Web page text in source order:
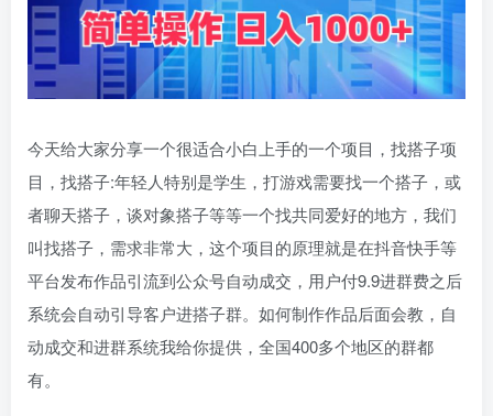
今天给大家分享一个很适合小白上手的一个项目，找搭子项
目，找搭子:年轻人特别是学生，打游戏需要找一个搭子，或
者聊天搭子，谈对象搭子等等一个找共同爱好的地方，我们
叫找搭子，需求非常大，这个项目的原理就是在抖音快手等
平台发布作品引流到公众号自动成交，用户付9.9进群费之后
系统会自动引导客户进搭子群。如何制作作品后面会教，自
动成交和进群系统我给你提供，全国400多个地区的群都
有。